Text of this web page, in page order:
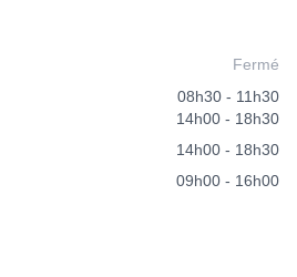
Fermé
08h30 - 11h30
14h00 - 18h30
14h00 - 18h30
09h00 - 16h00